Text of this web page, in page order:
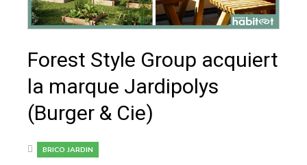
Forest Style Group acquiert
la marque Jardipolys
(Burger & Cie)
BRICO JARDIN